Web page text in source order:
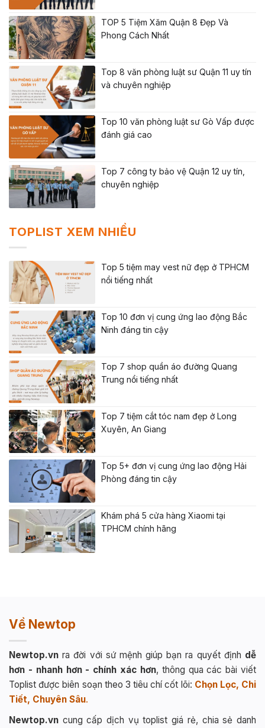
TOP 5 Tiệm Xăm Quận 8 Đẹp Và
Phong Cách Nhất
Top 8 văn phòng luật sư Quận 11 uy tín
và chuyên nghiệp
Top 10 văn phòng luật sư Gò Vấp được
đánh giá cao
Top 7 công ty bảo vệ Quận 12 uy tín,
chuyên nghiệp
TOPLIST XEM NHIỀU
Top 5 tiệm may vest nữ đẹp ở TPHCM
nổi tiếng nhất
Top 10 đơn vị cung ứng lao động Bắc
Ninh đáng tin cậy
Top 7 shop quần áo đường Quang
Trung nổi tiếng nhất
Top 7 tiệm cắt tóc nam đẹp ở Long
Xuyên, An Giang
Top 5+ đơn vị cung ứng lao động Hải
Phòng đáng tin cậy
Khám phá 5 cửa hàng Xiaomi tại
TPHCM chính hãng
Về Newtop
Newtop.vn ra đời với sứ mệnh giúp bạn ra quyết định dễ
hơn - nhanh hơn - chính xác hơn, thông qua các bài viết
Toplist được biên soạn theo 3 tiêu chí cốt lõi: Chọn Lọc, Chi
Tiết, Chuyên Sâu.
Newtop.vn cung cấp dịch vụ toplist giá rẻ, chia sẻ danh